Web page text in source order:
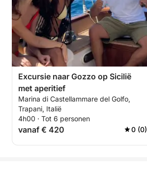
Excursie naar Gozzo op Sicilië
met aperitief
Marina di Castellammare del Golfo,
Trapani, Italië
4h00 · Tot 6 personen
vanaf € 420 0 (0)